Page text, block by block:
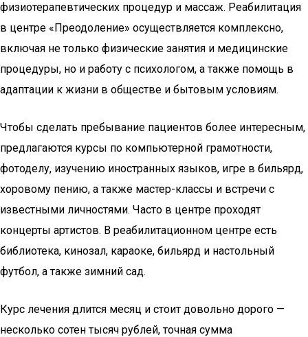
физиотерапевтических процедур и массаж. Реабилитация
в центре «Преодоление» осуществляется комплексно,
включая не только физические занятия и медицинские
процедуры, но и работу с психологом, а также помощь в
адаптации к жизни в обществе и бытовым условиям.
Чтобы сделать пребывание пациентов более интересным,
предлагаются курсы по компьютерной грамотности,
фотоделу, изучению иностранных языков, игре в бильярд,
хоровому пению, а также мастер-классы и встречи с
известными личностями. Часто в центре проходят
концерты артистов. В реабилитационном центре есть
библиотека, кинозал, караоке, бильярд и настольный
футбол, а также зимний сад.
Курс лечения длится месяц и стоит довольно дорого —
несколько сотен тысяч рублей, точная сумма